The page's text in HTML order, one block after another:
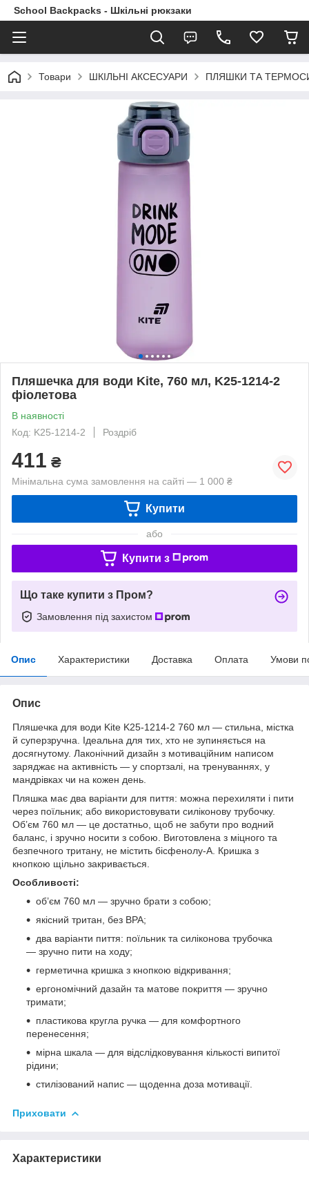
School Backpacks - Шкільні рюкзаки
Товари ШКІЛЬНІ АКСЕСУАРИ ПЛЯШКИ ТА
Пляшечка для води Kite, 760 мл, K25-1214-2
фіолетова
В наявності
Код: K25-1214-2
Роздріб
411 ₴
Мінімальна сума замовлення на сайті — 1 000 ₴
Купити
або
Купити з
Що таке купити з Пром?
Замовлення під захистом
Опис Характеристики Доставка Оплата Умови
Опис
Пляшечка для води Kite K25-1214-2 760 мл — стильна, містка
й суперзручна. Ідеальна для тих, хто не зупиняється на
досягнутому. Лаконічний дизайн з мотиваційним написом
заряджає на активність — у спортзалі, на тренуваннях, у
мандрівках чи на кожен день.
Пляшка має два варіанти для пиття: можна перехиляти і пити
через поїльник; або використовувати силіконову трубочку.
Об’єм 760 мл — це достатньо, щоб не забути про водний
баланс, і зручно носити з собою. Виготовлена з міцного та
безпечного тритану, не містить бісфенолу-А. Кришка з
кнопкою щільно закривається.
Особливості:
об’єм 760 мл — зручно брати з собою;
якісний тритан, без BPA;
два варіанти пиття: поїльник та силіконова трубочка
— зручно пити на ходу;
герметична кришка з кнопкою відкривання;
ергономічний дазайн та матове покриття — зручно
тримати;
пластикова кругла ручка — для комфортного
перенесення;
мірна шкала — для відслідковування кількості випитої
рідини;
стилізований напис — щоденна доза мотивації.
Приховати
Характеристики